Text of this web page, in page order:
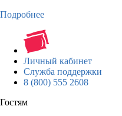
Подробнее
Личный кабинет
Служба поддержки
8 (800) 555 2608
Гостям